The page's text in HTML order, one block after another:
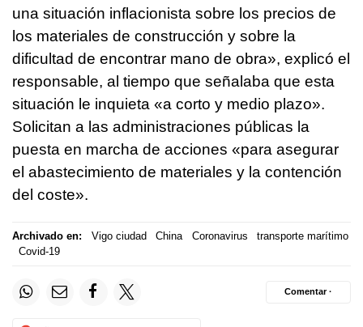
una situación inflacionista sobre los precios de
los materiales de construcción y sobre la
dificultad de encontrar mano de obra», explicó el
responsable, al tiempo que señalaba que esta
situación le inquieta «a corto y medio plazo».
Solicitan a las administraciones públicas la
puesta en marcha de acciones «para asegurar
el abastecimiento de materiales y la contención
del coste».
Archivado en: Vigo ciudad China Coronavirus
transporte marítimo
Covid-19
Comentar ·